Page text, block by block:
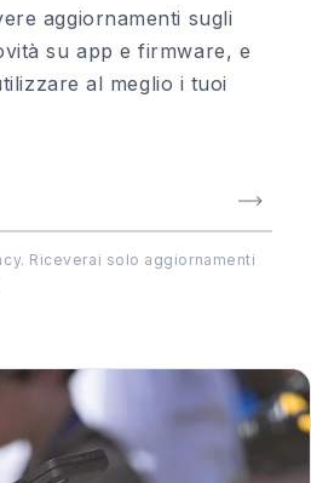
aggiornamenti sugli
su app e firmware, e
al meglio i tuoi
Riceverai solo aggiornamenti